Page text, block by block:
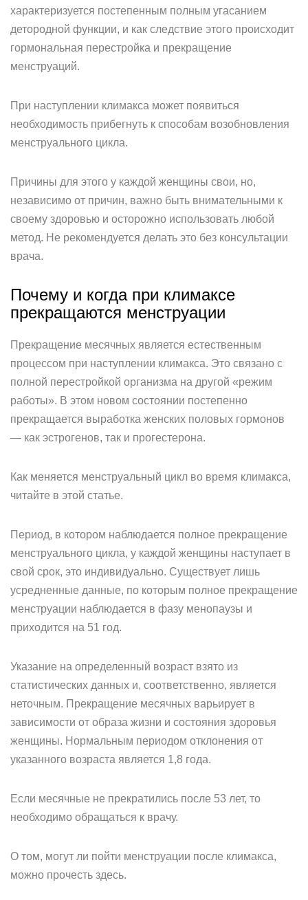
характеризуется постепенным полным угасанием
детородной функции, и как следствие этого происходит
гормональная перестройка и прекращение
менструаций.
При наступлении климакса может появиться
необходимость прибегнуть к способам возобновления
менструального цикла.
Причины для этого у каждой женщины свои, но,
независимо от причин, важно быть внимательными к
своему здоровью и осторожно использовать любой
метод. Не рекомендуется делать это без консультации
врача.
Почему и когда при климаксе
прекращаются менструации
Прекращение месячных является естественным
процессом при наступлении климакса. Это связано с
полной перестройкой организма на другой «режим
работы». В этом новом состоянии постепенно
прекращается выработка женских половых гормонов
— как эстрогенов, так и прогестерона.
Как меняется менструальный цикл во время климакса,
читайте в этой статье.
Период, в котором наблюдается полное прекращение
менструального цикла, у каждой женщины наступает в
свой срок, это индивидуально. Существует лишь
усредненные данные, по которым полное прекращение
менструации наблюдается в фазу менопаузы и
приходится на 51 год.
Указание на определенный возраст взято из
статистических данных и, соответственно, является
неточным. Прекращение месячных варьирует в
зависимости от образа жизни и состояния здоровья
женщины. Нормальным периодом отклонения от
указанного возраста является 1,8 года.
Если месячные не прекратились после 53 лет, то
необходимо обращаться к врачу.
О том, могут ли пойти менструации после климакса,
можно прочесть здесь.